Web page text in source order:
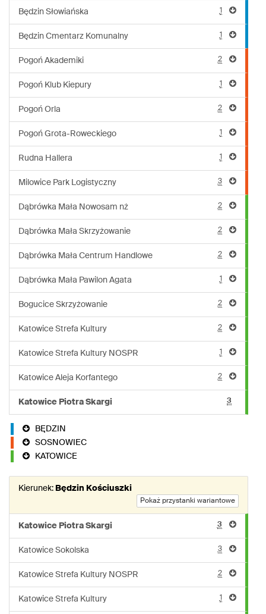
Będzin Słowiańska 1
Będzin Cmentarz Komunalny 1
Pogoń Akademiki 2
Pogoń Klub Kiepury 1
Pogoń Orla 2
Pogoń Grota-Roweckiego 1
Rudna Hallera 1
Milowice Park Logistyczny 3
Dąbrówka Mała Nowosam nż 2
Dąbrówka Mała Skrzyżowanie 2
Dąbrówka Mała Centrum Handlowe 2
Dąbrówka Mała Pawilon Agata 1
Bogucice Skrzyżowanie 2
Katowice Strefa Kultury 2
Katowice Strefa Kultury NOSPR 1
Katowice Aleja Korfantego 2
Katowice Piotra Skargi 3
BĘDZIN
SOSNOWIEC
KATOWICE
Kierunek: Będzin Kościuszki
Pokaż przystanki wariantowe
Katowice Piotra Skargi 3
Katowice Sokolska 3
Katowice Strefa Kultury NOSPR 2
Katowice Strefa Kultury 1